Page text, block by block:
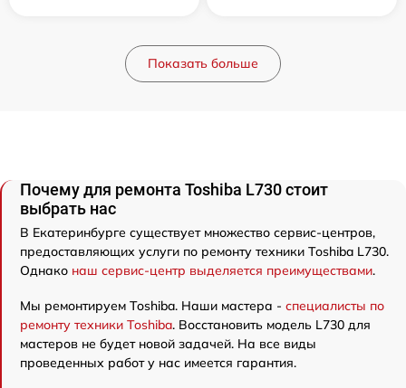
Показать больше
Почему для ремонта Toshiba L730 стоит
выбрать нас
В Екатеринбурге существует множество сервис-центров,
предоставляющих услуги по ремонту техники Toshiba L730.
Однако наш сервис-центр выделяется преимуществами.
Мы ремонтируем Toshiba. Наши мастера - специалисты по
ремонту техники Toshiba. Восстановить модель L730 для
мастеров не будет новой задачей. На все виды
проведенных работ у нас имеется гарантия.